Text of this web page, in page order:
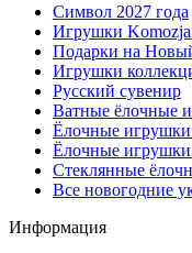
Символ 2027 года
Игрушки
Подарки на
Игрушки
Русский сувенир
Ватные ёлочные
Ёлочные игрушки
Ëлочные
Стеклянные
Все новогодние
Информация